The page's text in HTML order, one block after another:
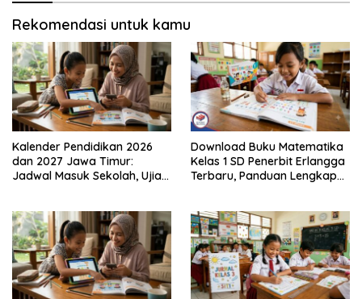
Rekomendasi untuk kamu
Kalender Pendidikan 2026
dan 2027 Jawa Timur:
Jadwal Masuk Sekolah, Ujian,
Download Buku Matematika
Kelas 1 SD Penerbit Erlangga
Terbaru, Panduan Lengkap
Legal